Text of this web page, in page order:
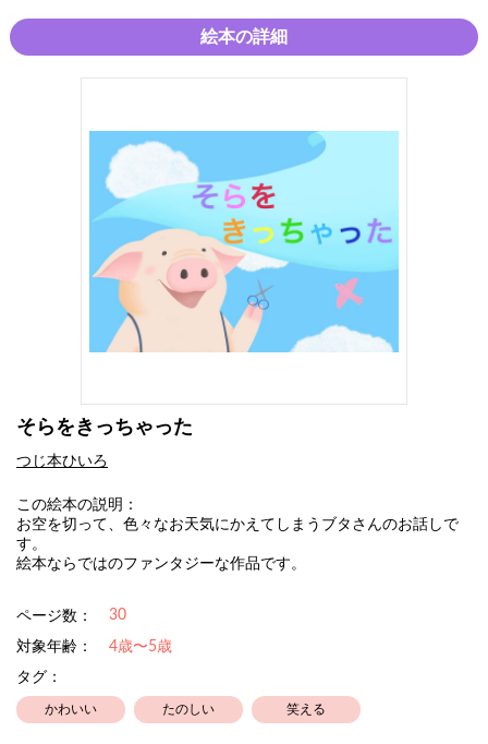
絵本の詳細
そらをきっちゃった
つじ本ひいろ
この絵本の説明：
お空を切って、色々なお天気にかえてしまうブタさんのお話しで
す。
絵本ならではのファンタジーな作品です。
ページ数： 30
対象年齢：
4歳〜5歳
タグ：
かわいい たのしい 笑える